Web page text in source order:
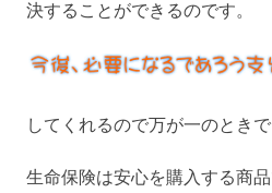
決することができるのです。
してくれるので万が一のときで
生命保険は安心を購入する商